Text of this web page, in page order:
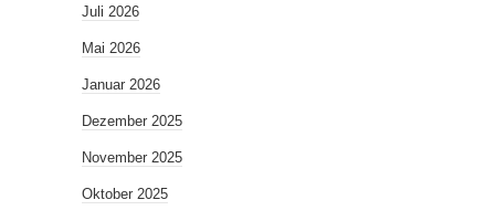
Juli 2026
Mai 2026
Januar 2026
Dezember 2025
November 2025
Oktober 2025